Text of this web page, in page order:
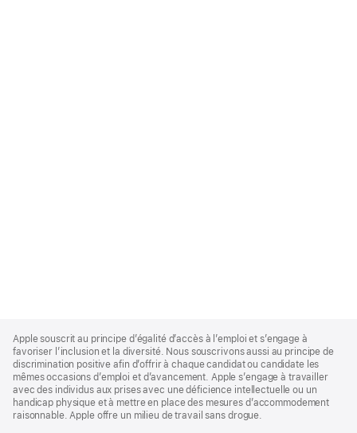
Footer
Apple souscrit au principe d’égalité d’accès à l’emploi et s’engage à
favoriser l’inclusion et la diversité. Nous souscrivons aussi au principe de
discrimination positive afin d’offrir à chaque candidat ou candidate les
mêmes occasions d’emploi et d’avancement. Apple s’engage à travailler
avec des individus aux prises avec une déficience intellectuelle ou un
handicap physique et à mettre en place des mesures d’accommodement
raisonnable. Apple offre un milieu de travail sans drogue.